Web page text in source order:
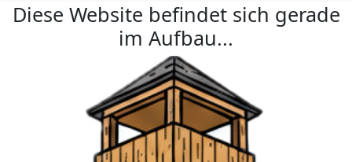
Diese Website befindet sich gerade
im Aufbau...